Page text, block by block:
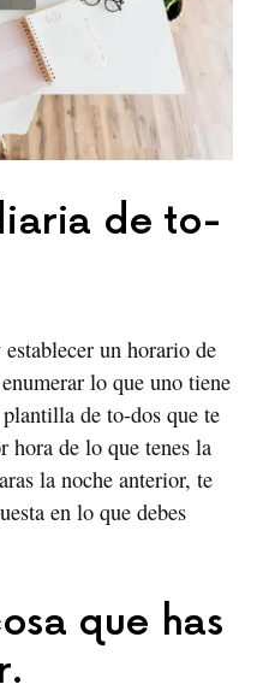
de to-
un horario de
lo que uno tiene
de to-dos que te
hora de lo que tenes la
la noche anterior, te
en lo que debes
que has